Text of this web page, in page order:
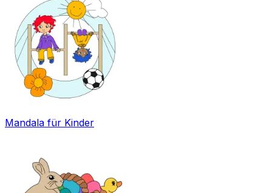
Mandala für Kinder